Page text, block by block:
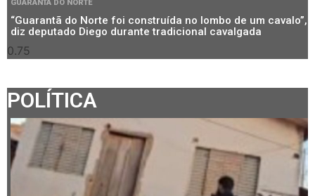
GUARANTÃ DO NORTE
“Guarantã do Norte foi construída no lombo de um cavalo”,
diz deputado Diego durante tradicional cavalgada
POLÍTICA